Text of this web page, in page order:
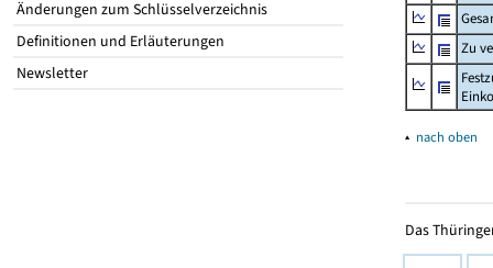
Änderungen zum Schlüsselverzeichnis
Definitionen und Erläuterungen
Newsletter
Zu
▴ nach oben
Das